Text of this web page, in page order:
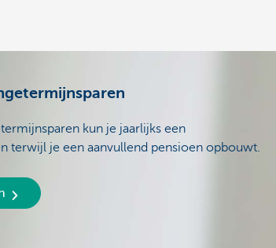
kun je jaarlijks een
terwijl je een aanvullend pensioen opbouwt.